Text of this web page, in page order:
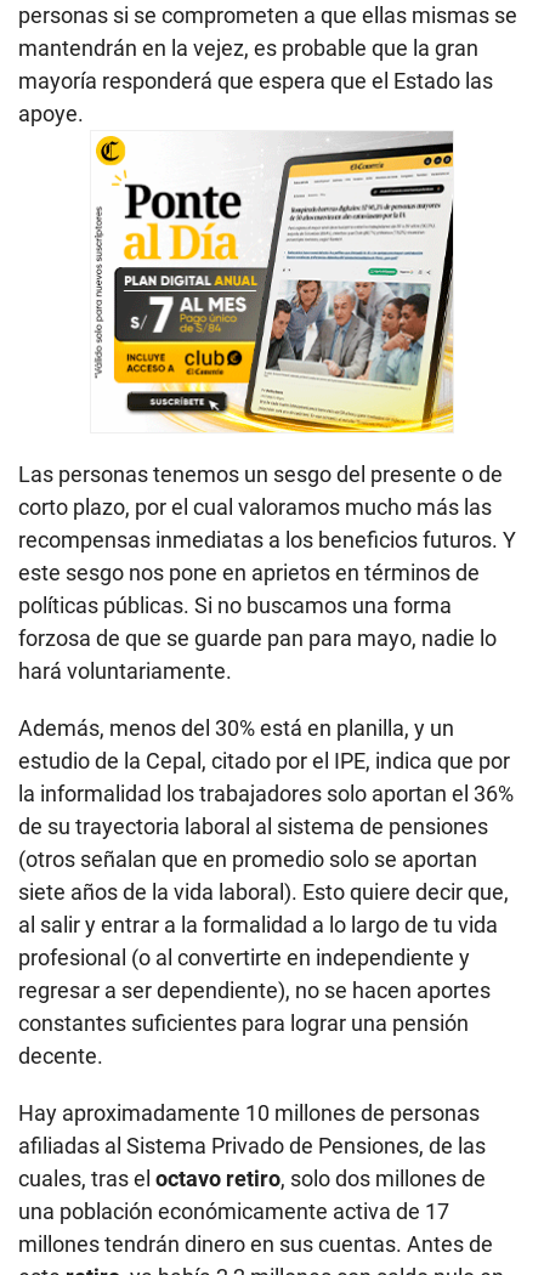
personas si se comprometen a que ellas mismas se
mantendrán en la vejez, es probable que la gran
mayoría responderá que espera que el Estado las
apoye.
Las personas tenemos un sesgo del presente o de
corto plazo, por el cual valoramos mucho más las
recompensas inmediatas a los beneficios futuros. Y
este sesgo nos pone en aprietos en términos de
políticas públicas. Si no buscamos una forma
forzosa de que se guarde pan para mayo, nadie lo
hará voluntariamente.
Además, menos del 30% está en planilla, y un
estudio de la Cepal, citado por el IPE, indica que por
la informalidad los trabajadores solo aportan el 36%
de su trayectoria laboral al sistema de pensiones
(otros señalan que en promedio solo se aportan
siete años de la vida laboral). Esto quiere decir que,
al salir y entrar a la formalidad a lo largo de tu vida
profesional (o al convertirte en independiente y
regresar a ser dependiente), no se hacen aportes
constantes suficientes para lograr una pensión
decente.
Hay aproximadamente 10 millones de personas
afiliadas al Sistema Privado de Pensiones, de las
cuales, tras el octavo retiro, solo dos millones de
una población económicamente activa de 17
millones tendrán dinero en sus cuentas. Antes de